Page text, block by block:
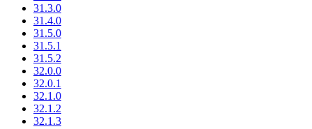
31.3.0
31.4.0
31.5.0
31.5.1
31.5.2
32.0.0
32.0.1
32.1.0
32.1.2
32.1.3